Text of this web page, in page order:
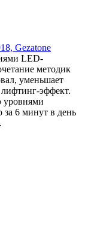
Gezatone
LED-
методик
уменьшает
эффект.
уровнями
за 6 минут в день